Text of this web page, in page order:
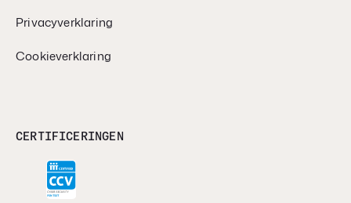
Privacyverklaring
Cookieverklaring
CERTIFICERINGEN